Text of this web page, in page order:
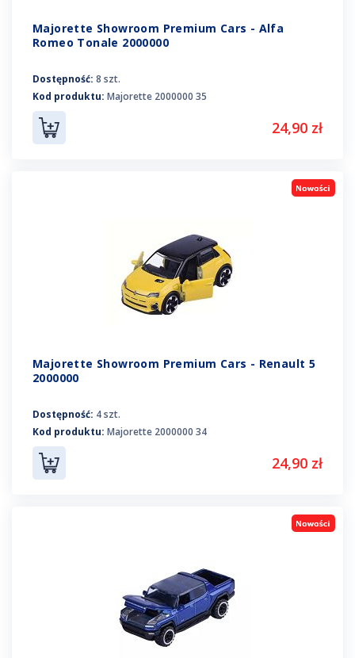
Majorette Showroom Premium Cars - Alfa
Romeo Tonale 2000000
Dostępność: 8 szt.
Kod produktu: Majorette 2000000 35
24,90 zł
Majorette Showroom Premium Cars - Renault 5
2000000
Dostępność: 4 szt.
Kod produktu: Majorette 2000000 34
24,90 zł